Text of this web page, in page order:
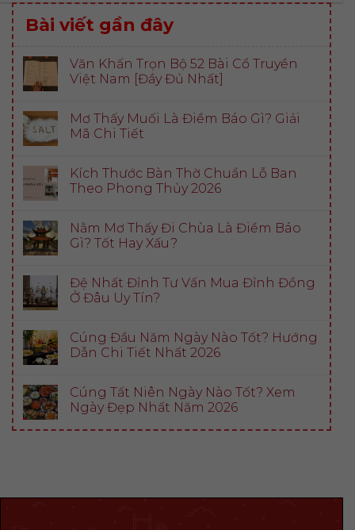
Bài viết gần đây
Văn Khấn Trọn Bộ 52 Bài Cổ Truyền
Việt Nam [Đầy Đủ Nhất]
Mơ Thấy Muối Là Điềm Báo Gì? Giải
Mã Chi Tiết
Kích Thước Bàn Thờ Chuẩn Lỗ Ban
Theo Phong Thủy 2026
Nằm Mơ Thấy Đi Chùa Là Điềm Báo
Gì? Tốt Hay Xấu?
Đệ Nhất Đỉnh Tư Vấn Mua Đỉnh Đồng
Ở Đâu Uy Tín?
Cúng Đầu Năm Ngày Nào Tốt? Hướng
Dẫn Chi Tiết Nhất 2026
Cúng Tất Niên Ngày Nào Tốt? Xem
Ngày Đẹp Nhất Năm 2026